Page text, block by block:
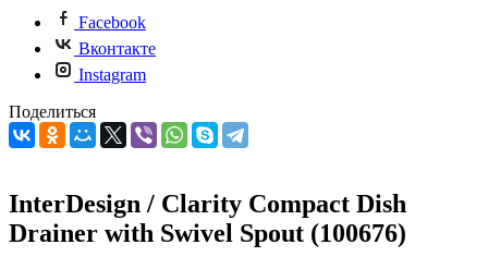
Facebook
Вконтакте
Instagram
Поделиться
InterDesign / Clarity Compact Dish
Drainer with Swivel Spout (100676)